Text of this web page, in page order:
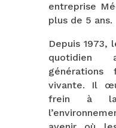
entreprise
plus de 5 ans.
Depuis 1973,
quotidien
générations
vivante. Il
frein à la